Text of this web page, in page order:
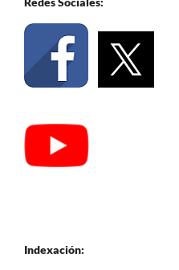
Indexación: